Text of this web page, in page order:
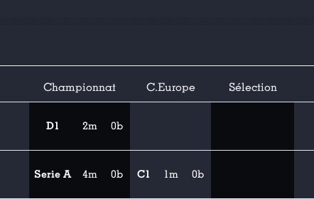
Championnat C.Europe Sélection
D1 2m 0b
Serie A 4m 0b C1 1m 0b